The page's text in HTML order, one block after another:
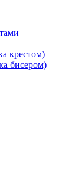
крестом)
бисером)